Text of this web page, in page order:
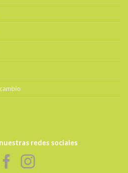
redes sociales